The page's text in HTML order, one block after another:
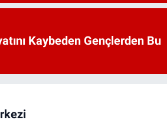
Kaybeden Gençlerden Bu